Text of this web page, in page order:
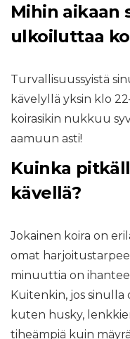
Mihin aikaan
ulkoiluttaa
Turvallisuussyistä
kävelyllä yksin klo
koirasikin nukkuu
aamuun asti!
Kuinka
kävellä?
Jokainen koira on
omat
minuuttia on
Kuitenkin, jos sinulla
kuten husky,
tiheämpiä kuin